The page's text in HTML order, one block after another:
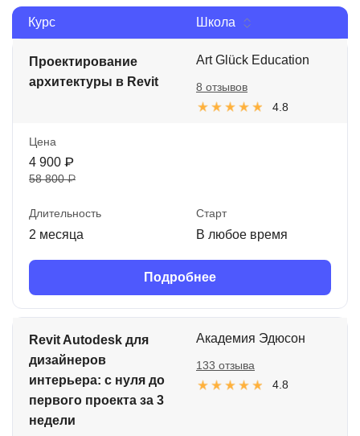
Курс Школа
Проектирование
архитектуры в Revit
Art Glück Education
4.8
8 отзывов
Цена
4 900 ₽
58 800 ₽
Длительность
2 месяца
Старт
В любое время
Подробнее
Revit Autodesk для
дизайнеров
интерьера: с нуля до
первого проекта за 3
недели
Академия Эдюсон
4.8
133 отзыва
Детям
Акции и промокоды
Рейтинг онлайн-школ